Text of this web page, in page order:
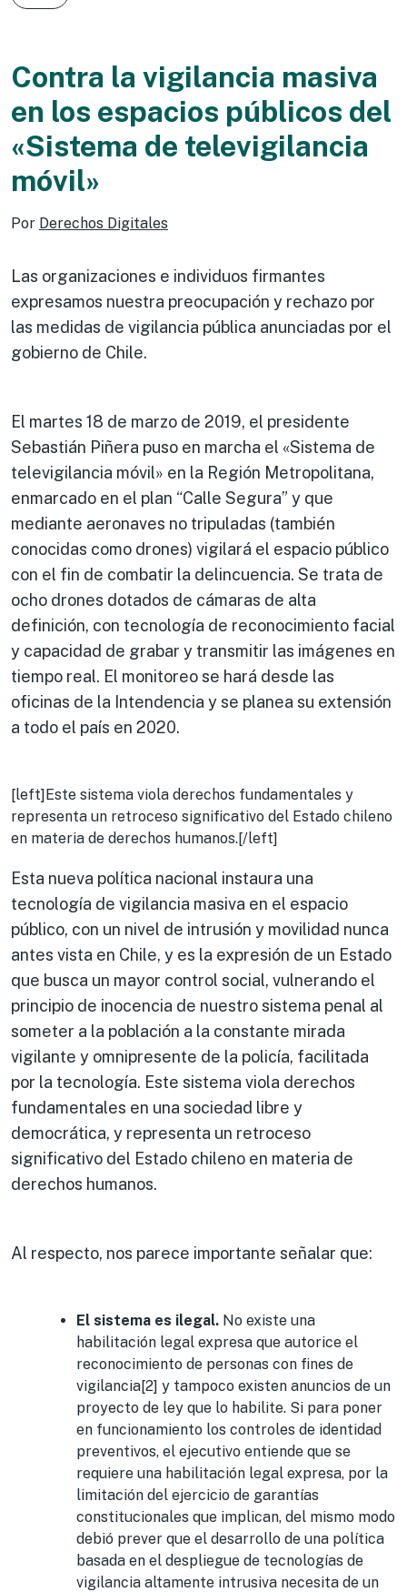
Contra la vigilancia masiva
en los espacios públicos del
«Sistema de televigilancia
móvil»
Por Derechos Digitales
Las organizaciones e individuos firmantes
expresamos nuestra preocupación y rechazo por
las medidas de vigilancia pública anunciadas por el
gobierno de Chile.
El martes 18 de marzo de 2019, el presidente
Sebastián Piñera puso en marcha el «Sistema de
televigilancia móvil» en la Región Metropolitana,
enmarcado en el plan “Calle Segura” y que
mediante aeronaves no tripuladas (también
conocidas como drones) vigilará el espacio público
con el fin de combatir la delincuencia. Se trata de
ocho drones dotados de cámaras de alta
definición, con tecnología de reconocimiento facial
y capacidad de grabar y transmitir las imágenes en
tiempo real. El monitoreo se hará desde las
oficinas de la Intendencia y se planea su extensión
a todo el país en 2020.
[left]Este sistema viola derechos fundamentales y
representa un retroceso significativo del Estado chileno
en materia de derechos humanos.[/left]
Esta nueva política nacional instaura una
tecnología de vigilancia masiva en el espacio
público, con un nivel de intrusión y movilidad nunca
antes vista en Chile, y es la expresión de un Estado
que busca un mayor control social, vulnerando el
principio de inocencia de nuestro sistema penal al
someter a la población a la constante mirada
vigilante y omnipresente de la policía, facilitada
por la tecnología. Este sistema viola derechos
fundamentales en una sociedad libre y
democrática, y representa un retroceso
significativo del Estado chileno en materia de
derechos humanos.
Al respecto, nos parece importante señalar que:
El sistema es ilegal. No existe una
habilitación legal expresa que autorice el
reconocimiento de personas con fines de
vigilancia[2] y tampoco existen anuncios de un
proyecto de ley que lo habilite. Si para poner
en funcionamiento los controles de identidad
preventivos, el ejecutivo entiende que se
requiere una habilitación legal expresa, por la
limitación del ejercicio de garantías
constitucionales que implican, del mismo modo
debió prever que el desarrollo de una política
basada en el despliegue de tecnologías de
vigilancia altamente intrusiva necesita de un